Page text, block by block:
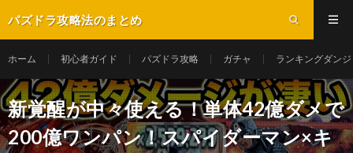
パズドラ攻略法のまとめ
ホーム 初心者ガイド パズドラ攻略 ガチャ ランキングダン
新覚醒が中々使える！単体42億ダメで
200億ワンパン！スパイダーマン×キ